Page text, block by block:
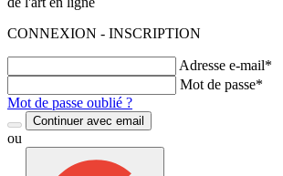
CONNEXION - INSCRIPTION
Adresse e-mail*
Mot de passe*
Mot de passe oublié ?
Continuer avec email
ou